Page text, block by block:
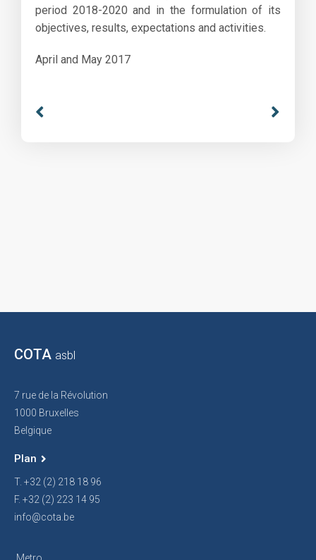
period 2018-2020 and in the formulation of its
objectives, results, expectations and activities.
April and May 2017
COTA asbl
7 rue de la Révolution
1000 Bruxelles
Belgique
Plan
T. +32 (2) 218 18 96
F. +32 (2) 223 14 95
info@cota.be